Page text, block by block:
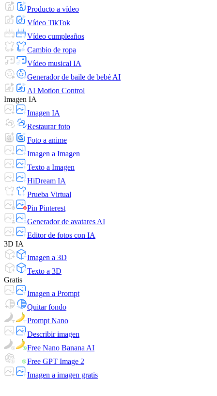
Producto a vídeo
Vídeo TikTok
Vídeo cumpleaños
Cambio de ropa
Vídeo musical IA
Generador de baile de bebé AI
AI Motion Control
Imagen IA
Imagen IA
Restaurar foto
Foto a anime
Imagen a Imagen
Texto a Imagen
HiDream IA
Prueba Virtual
Pin Pinterest
Generador de avatares AI
Editor de fotos con IA
3D IA
Imagen a 3D
Texto a 3D
Gratis
Imagen a Prompt
Quitar fondo
Prompt Nano
Describir imagen
Free Nano Banana AI
Free GPT Image 2
Imagen a imagen gratis